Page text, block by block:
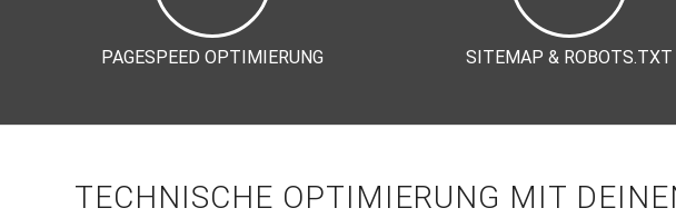
PAGESPEED OPTIMIERUNG SITEMAP & ROBOTS.TXT
TECHNISCHE OPTIMIERUNG MIT